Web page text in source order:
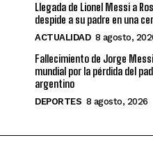
Llegada de Lionel Messi a
despide a su padre en una
ACTUALIDAD 8 agosto,
Fallecimiento de Jorge
mundial por la pérdida del
argentino
DEPORTES 8 agosto, 2026